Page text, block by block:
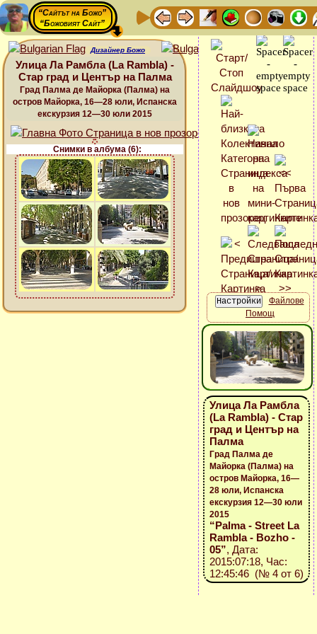
“Сайтът на Божо”
“Божовият Сайт”
Дизайнер Божо
Улица Ла Рамбла (La Rambla) -
Стар град и Център на Палма
Град Палма де Майорка (Палма) на
остров Майорка, 16—28 юли, Испанска
екскурзия 12—30 юли 2015
Снимки в албума (6):
Файлове
Помощ
Улица Ла Рамбла
(La Rambla) - Стар
град и Център на
Палма
Град Палма де
Майорка (Палма) на
остров Майорка, 16—
28 юли, Испанска
екскурзия 12—30 юли
2015
“Palma - Street La
Rambla - Bozho -
05”, Дата:
2015:07:18, Час:
12:45:46 (№ 4 от 6)